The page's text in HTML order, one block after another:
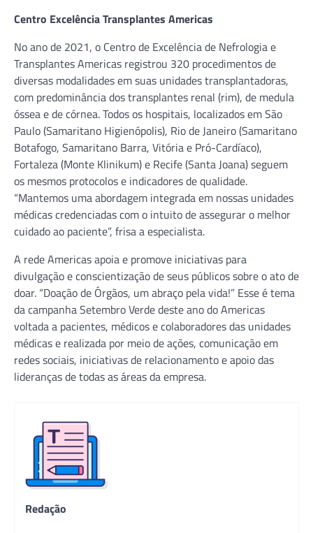
Centro Excelência Transplantes Americas
No ano de 2021, o Centro de Excelência de Nefrologia e
Transplantes Americas registrou 320 procedimentos de
diversas modalidades em suas unidades transplantadoras,
com predominância dos transplantes renal (rim), de medula
óssea e de córnea. Todos os hospitais, localizados em São
Paulo (Samaritano Higienópolis), Rio de Janeiro (Samaritano
Botafogo, Samaritano Barra, Vitória e Pró-Cardíaco),
Fortaleza (Monte Klinikum) e Recife (Santa Joana) seguem
os mesmos protocolos e indicadores de qualidade.
“Mantemos uma abordagem integrada em nossas unidades
médicas credenciadas com o intuito de assegurar o melhor
cuidado ao paciente”, frisa a especialista.
A rede Americas apoia e promove iniciativas para
divulgação e conscientização de seus públicos sobre o ato de
doar. “Doação de Órgãos, um abraço pela vida!” Esse é tema
da campanha Setembro Verde deste ano do Americas
voltada a pacientes, médicos e colaboradores das unidades
médicas e realizada por meio de ações, comunicação em
redes sociais, iniciativas de relacionamento e apoio das
lideranças de todas as áreas da empresa.
Redação